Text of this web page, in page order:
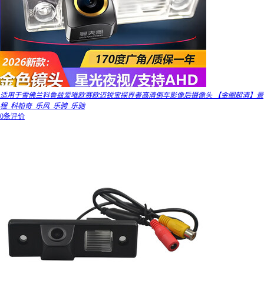
适用于雪佛兰科鲁兹爱唯欧赛欧迈锐宝探界者高清倒车影像后摄像头 【金圈超清】景
程_科帕奇_乐风_乐骋_乐驰
0条评价